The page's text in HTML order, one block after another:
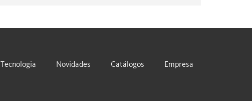
Tecnologia Novidades Catálogos Empresa